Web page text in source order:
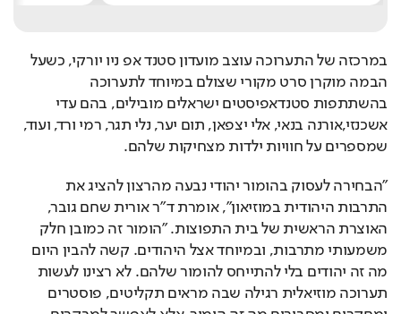
במרכזה של התערוכה עוצב מועדון סטנד אפ ניו יורקי, כשעל
הבמה מוקרן סרט מקורי שצולם במיוחד לתערוכה
בהשתתפות סטנדאפיסטים ישראלים מובילים, בהם עדי
אשכנזי,אורנה בנאי, אלי יצפאן, תום יער, נלי תגר, רמי ורד, ועוד,
שמספרים על חוויות ילדות מצחיקות שלהם.
"הבחירה לעסוק בהומור יהודי נבעה מהרצון להציג את
התרבות היהודית במוזיאון", אומרת ד"ר אורית שחם גובר,
האוצרת הראשית של בית התפוצות. "הומור זה כמובן חלק
משמעותי מתרבות, ובמיוחד אצל היהודים. קשה להבין היום
מה זה יהודים בלי להתייחס להומור שלהם. לא רצינו לעשות
תערוכה מוזיאלית רגילה שבה מראים תקליטים, פוסטרים